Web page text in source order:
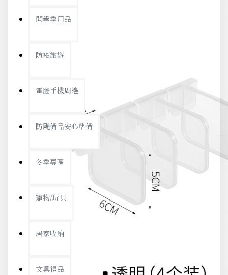
開學季用品
防疫旅遊
電腦手機周邊
防颱備品安心準備
冬季專區
寵物/玩具
居家收納
文具禮品